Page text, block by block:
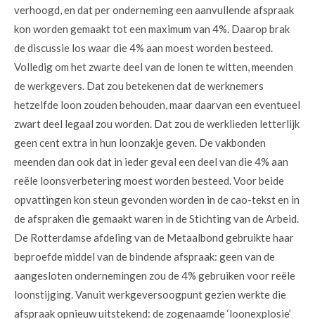
verhoogd, en dat per onderneming een aanvullende afspraak
kon worden gemaakt tot een maximum van 4%. Daarop brak
de discussie los waar die 4% aan moest worden besteed.
Volledig om het zwarte deel van de lonen te witten, meenden
de werkgevers. Dat zou betekenen dat de werknemers
hetzelfde loon zouden behouden, maar daarvan een eventueel
zwart deel legaal zou worden. Dat zou de werklieden letterlijk
geen cent extra in hun loonzakje geven. De vakbonden
meenden dan ook dat in ieder geval een deel van die 4% aan
reële loonsverbetering moest worden besteed. Voor beide
opvattingen kon steun gevonden worden in de cao-tekst en in
de afspraken die gemaakt waren in de Stichting van de Arbeid.
De Rotterdamse afdeling van de Metaalbond gebruikte haar
beproefde middel van de bindende afspraak: geen van de
aangesloten ondernemingen zou de 4% gebruiken voor reële
loonstijging. Vanuit werkgeversoogpunt gezien werkte die
afspraak opnieuw uitstekend: de zogenaamde ‘loonexplosie’